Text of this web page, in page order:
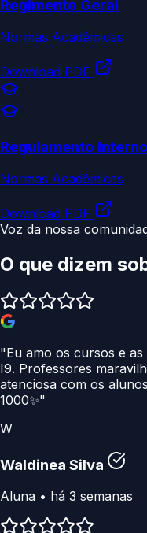
Regimento Geral
Normas Acadêmicas
Download PDF
Regulamento
Normas Acadêmicas
Download PDF
Voz da nossa
O que dizem
"Eu amo os cursos e
I9. Professores
atenciosa com os
1000✨"
W
Waldinea Silva
Aluna • há 3 semanas